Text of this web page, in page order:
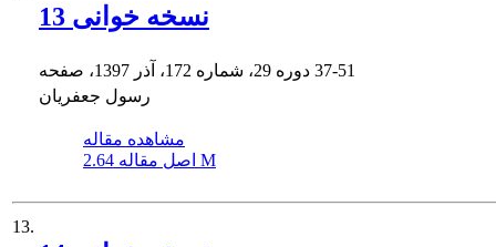
نسخه خوانی 13
37-51
رسول جعفریان
مشاهده مقاله
اصل مقاله 2.64 M
13.